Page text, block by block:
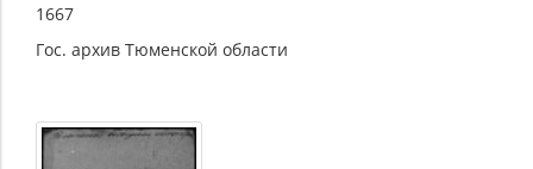
1667
Гос. архив Тюменской области